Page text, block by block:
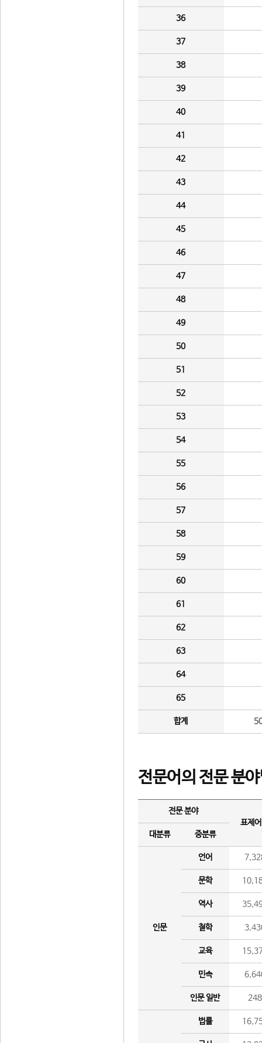
36
37
38
39
40
41
42
43
44
45
46
47
48
49
50
51
52
53
54
55
56
57
58
59
60
61
62
63
64
65
합계
전문어의 전문 분
전문 분야
표제
대분류
중분류
인문
언어
문학
역사
철학
교육
민속
인문 일반 248
법률